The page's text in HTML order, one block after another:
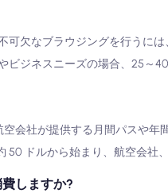
可欠なブラウジングを行うには
ビジネスニーズの場合、25～
会社が提供する月間パスや年
50 ドルから始まり、航空会社
しますか?